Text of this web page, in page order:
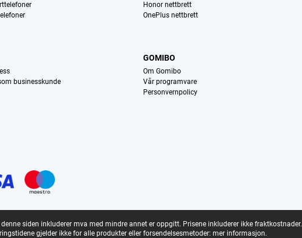
Honor nettbrett
OnePlus nettbrett
businesskunde
GOMIBO
Om Gomibo
Vår programvare
Personvernpolicy
denne siden inkluderer mva med mindre annet er oppgitt. Prisene inkluderer ikke fraktkostnader.
gjelder ikke for alle produkter eller forsendelsesmetoder: mer informasjon.